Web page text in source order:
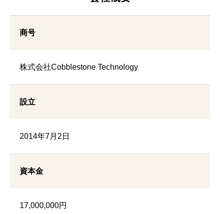
商号
株式会社Cobblestone Technology
設立
2014年7月2日
資本金
17,000,000円